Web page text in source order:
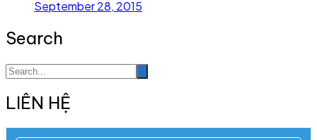
September 28, 2015
Search
LIÊN HỆ